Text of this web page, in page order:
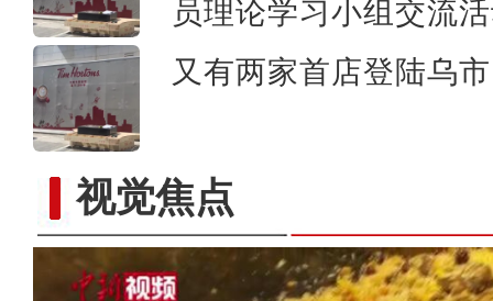
员理论学习小组交流
又有两家首店登陆乌
视觉焦点当坦桑尼亚咖啡遇上中国茶